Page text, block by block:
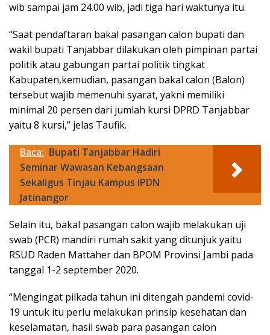
wib sampai jam 24.00 wib, jadi tiga hari waktunya itu.
“Saat pendaftaran bakal pasangan calon bupati dan
wakil bupati Tanjabbar dilakukan oleh pimpinan partai
politik atau gabungan partai politik tingkat
Kabupaten,kemudian, pasangan bakal calon (Balon)
tersebut wajib memenuhi syarat, yakni memiliki
minimal 20 persen dari jumlah kursi DPRD Tanjabbar
yaitu 8 kursi,” jelas Taufik.
Baca: Bupati Tanjabbar Hadiri
Seminar Wawasan Kebangsaan
Sekaligus Tinjau Kampus IPDN
Jatinangor
Selain itu, bakal pasangan calon wajib melakukan uji
swab (PCR) mandiri rumah sakit yang ditunjuk yaitu
RSUD Raden Mattaher dan BPOM Provinsi Jambi pada
tanggal 1-2 september 2020.
“Mengingat pilkada tahun ini ditengah pandemi covid-
19 untuk itu perlu melakukan prinsip kesehatan dan
keselamatan, hasil swab para pasangan calon